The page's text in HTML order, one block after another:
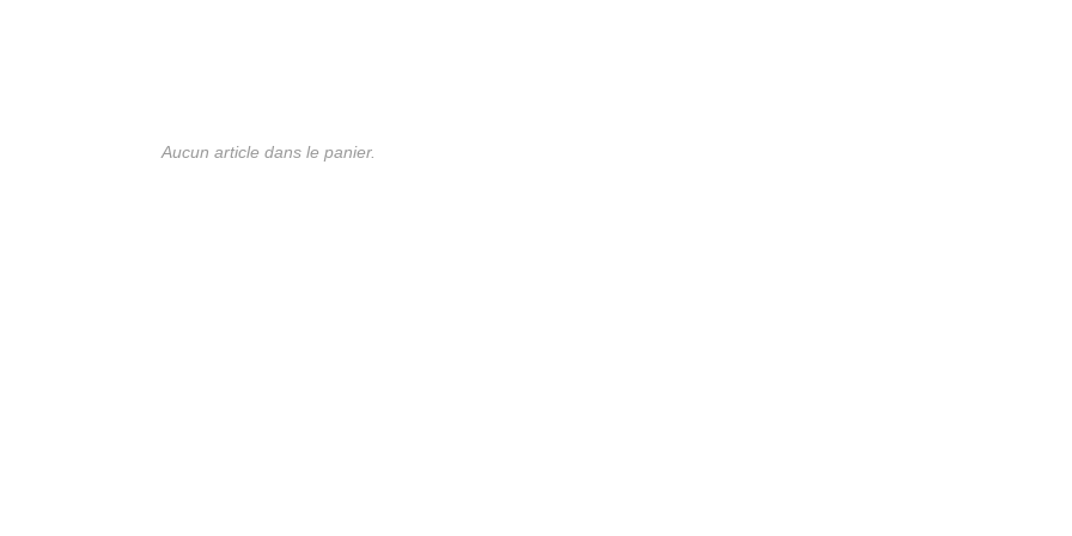
Aucun article dans le panier.